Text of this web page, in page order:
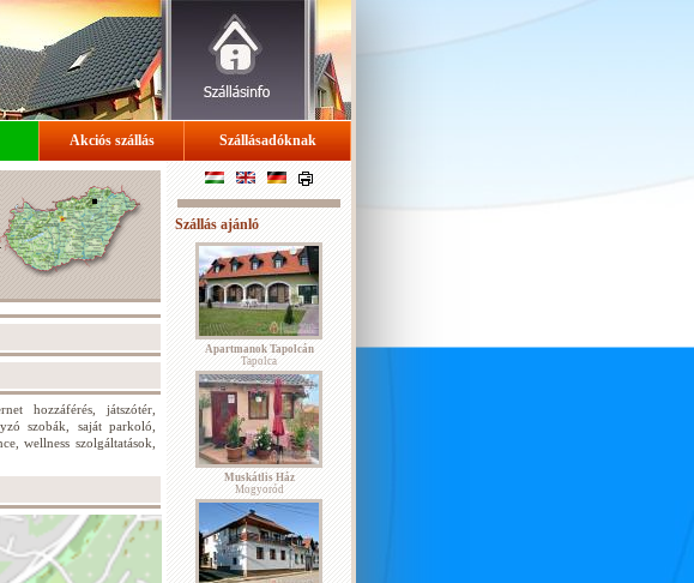
Akciós szállás Szállásadóknak
hozzáférés, játszótér,
szobák, saját parkoló,
wellness szolgáltatások,
Szállás ajánló
Apartmanok Tapolcán
Tapolca
Muskátlis Ház
Mogyoród